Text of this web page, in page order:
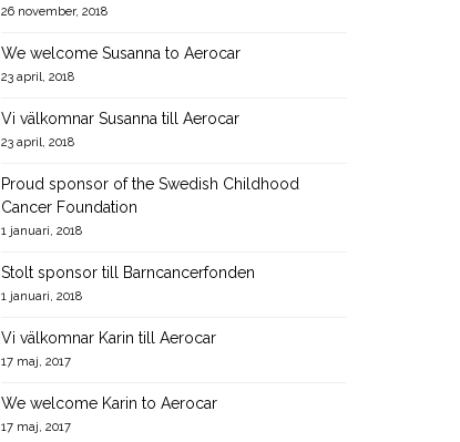
26 november, 2018
We welcome Susanna to Aerocar
23 april, 2018
Vi välkomnar Susanna till Aerocar
23 april, 2018
Proud sponsor of the Swedish Childhood
Cancer Foundation
1 januari, 2018
Stolt sponsor till Barncancerfonden
1 januari, 2018
Vi välkomnar Karin till Aerocar
17 maj, 2017
We welcome Karin to Aerocar
17 maj, 2017